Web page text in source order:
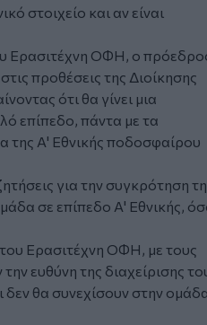
στοιχείο και αν είναι
Ερασιτέχνη ΟΦΗ, ο
προθέσεις της Διοίκησης
ότι θα γίνει μια
επίπεδο, πάντα με τα
της Α' Εθνικής ποδοσφαίρου
για την συγκρότηση
σε επίπεδο Α' Εθνικής,
Ερασιτέχνη ΟΦΗ, με τους
ευθύνη της διαχείρισης
δεν θα συνεχίσουν στην